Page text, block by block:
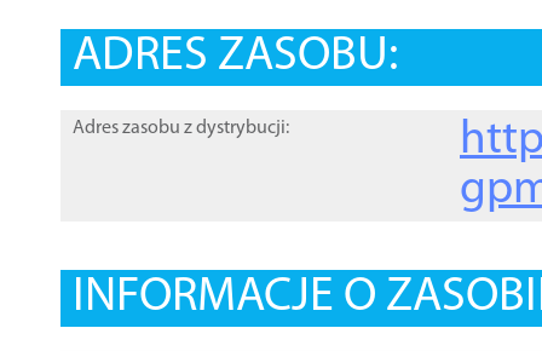
ADRES ZASOBU:
Adres zasobu z dystrybucji:
INFORMACJE O